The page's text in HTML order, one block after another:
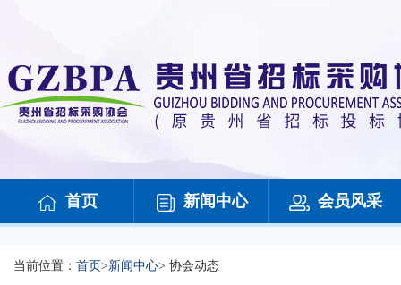
首页 新闻中心 会员风采
当前位置： 首页>新闻中心> 协会动态